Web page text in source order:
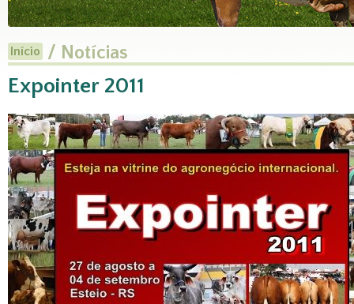
Início / Notícias
Expointer 2011